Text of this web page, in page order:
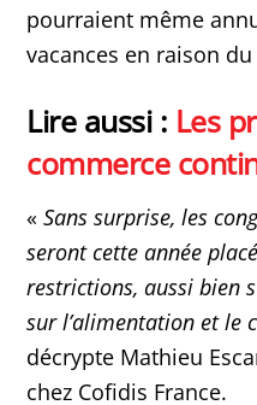
pourraient même
vacances en raison
Lire aussi : Les
commerce
« Sans surprise, les
seront cette année
restrictions, aussi bien
sur l’alimentation et le
décrypte Mathieu
chez Cofidis France.